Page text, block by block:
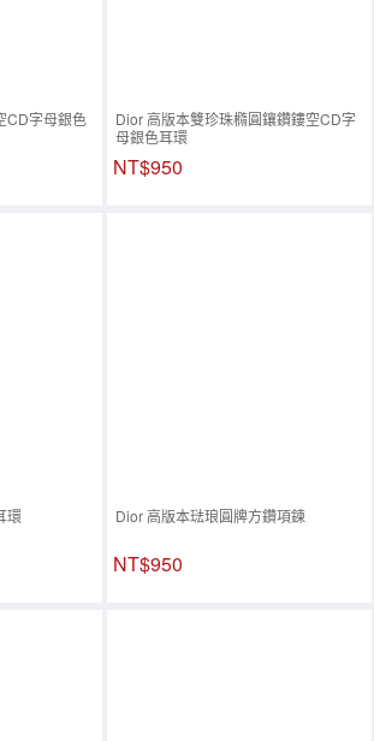
CD字母銀色
Dior 高版本雙珍珠橢圓鑲鑽鏤空CD字
母銀色耳環
NT$950
環 Dior 高版本琺琅圓牌方鑽項鍊
NT$950